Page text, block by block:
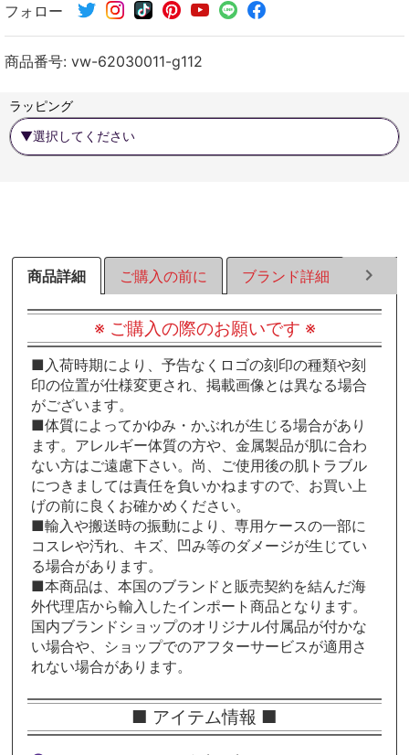
シ
ェ
シ
ェ
ア
シ
ェ
ア
フォロー
商品番号: vw-62030011-g112
ラッピング
商品詳細 ご購入の前に ブランド詳細 ラッ
※ ご購入の際のお願いです ※
■入荷時期により、予告なくロゴの刻印の種類や刻
印の位置が仕様変更され、掲載画像とは異なる場合
がございます。
■体質によってかゆみ・かぶれが生じる場合があり
ます。アレルギー体質の方や、金属製品が肌に合わ
ない方はご遠慮下さい。尚、ご使用後の肌トラブル
につきましては責任を負いかねますので、お買い上
げの前に良くお確かめください。
■輸入や搬送時の振動により、専用ケースの一部に
コスレや汚れ、キズ、凹み等のダメージが生じてい
る場合があります。
■本商品は、本国のブランドと販売契約を結んだ海
外代理店から輸入したインポート商品となります。
国内ブランドショップのオリジナル付属品が付かな
い場合や、ショップでのアフターサービスが適用さ
れない場合があります。
■ アイテム情報 ■